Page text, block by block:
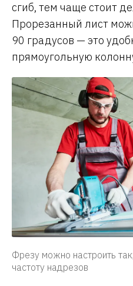
сгиб, тем чаще стоит
Прорезанный лист
90 градусов — это
прямоугольную
Фрезу можно настроить
частоту надрезов